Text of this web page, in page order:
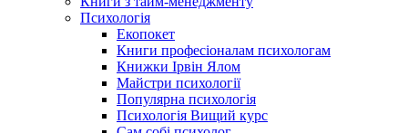
Психологія
Екопокет
Книги професіоналам психологам
Книжки Ірвін Ялом
Майстри психології
Популярна психологія
Психологія Вищий курс